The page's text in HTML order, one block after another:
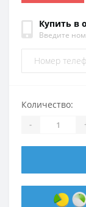
Купить в
Введите
Количество:
-